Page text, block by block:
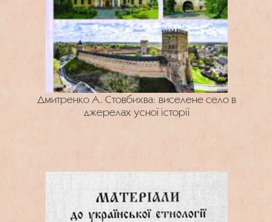
Дмитренко А. Стовбихва: виселене село в
джерелах усної історії